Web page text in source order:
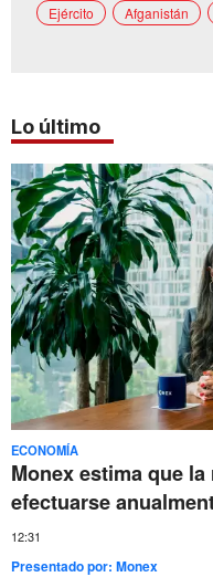
Ejército Afganistán
Lo último
ECONOMÍA
Monex estima que
efectuarse
12:31
Presentado por:Monex